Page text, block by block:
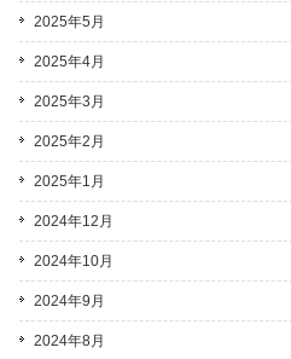
2025年5月
2025年4月
2025年3月
2025年2月
2025年1月
2024年12月
2024年10月
2024年9月
2024年8月